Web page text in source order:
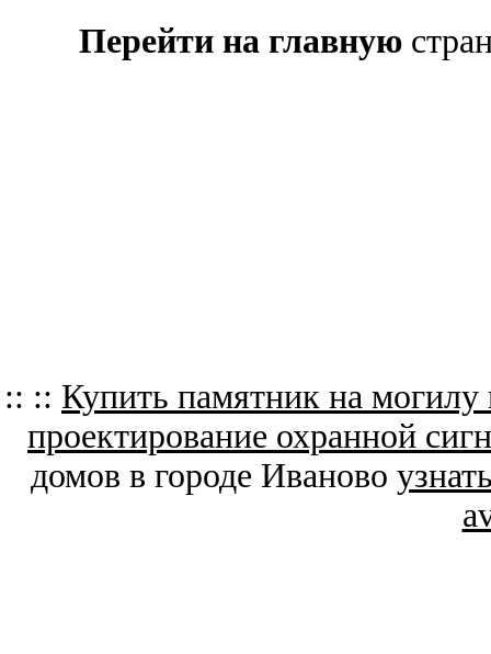
Перейти на главную
:: :: Купить памятник на могилу
проектирование охранной
домов в городе Иваново